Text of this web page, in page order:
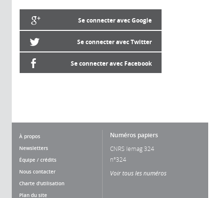
Se connecter avec Google
Se connecter avec Twitter
Se connecter avec Facebook
À propos
Newsletters
Équipe / crédits
Nous contacter
Charte d'utilisation
Plan du site
Numéros papiers
CNRS lemag 324
n°324
Voir tous les numéros